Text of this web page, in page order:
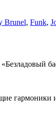
Brunel, Funk,